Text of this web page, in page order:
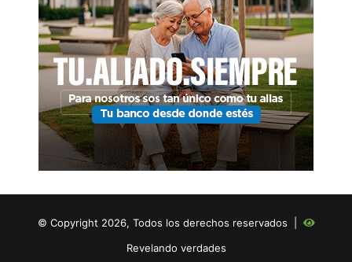
© Copyright 2026, Todos los derechos reservados |
Revelando verdades